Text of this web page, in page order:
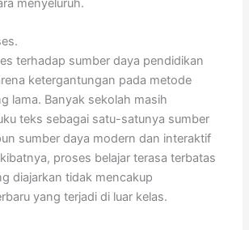
menyeluruh.
terhadap sumber daya pendidikan
ketergantungan pada metode
lama. Banyak sekolah masih
teks sebagai satu-satunya sumber
sumber daya modern dan interaktif
proses belajar terasa terbatas
diajarkan tidak mencakup
yang terjadi di luar kelas.